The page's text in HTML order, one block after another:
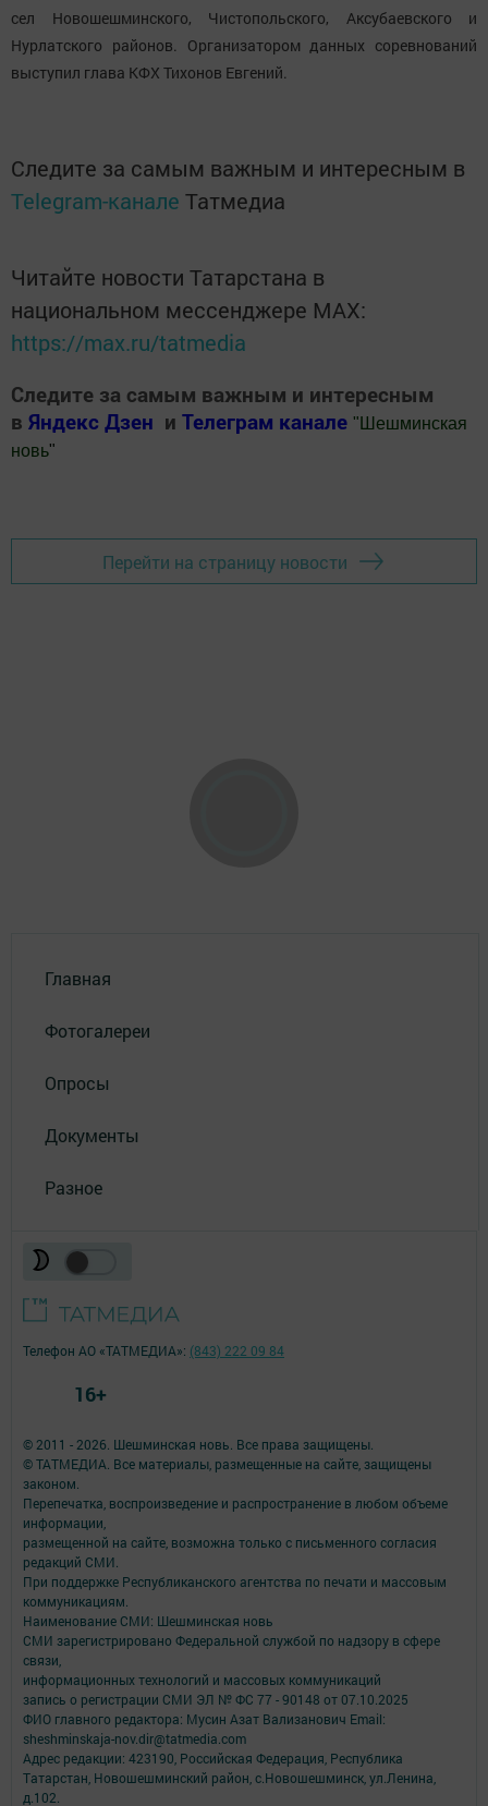
сел Новошешминского, Чистопольского, Аксубаевского и
Нурлатского районов. Организатором данных соревнований
выступил глава КФХ Тихонов Евгений.
Следите за самым важным и интересным в
Telegram-канале Татмедиа
Читайте новости Татарстана в
национальном мессенджере MАХ:
https://max.ru/tatmedia
Следите за самым важным и интересным
в Яндекс Дзен и Телеграм канале " Шешминская
новь"
Перейти на страницу новости
Главная
Фотогалереи
Опросы
Документы
Разное
© 2011 - 2026. Шешминская новь. Все права защищены.
© ТАТМЕДИА. Все материалы, размещенные на сайте, защищены
законом.
Перепечатка, воспроизведение и распространение в любом объеме
информации,
размещенной на сайте, возможна только с письменного согласия
редакций СМИ.
При поддержке Республиканского агентства по печати и массовым
коммуникациям.
Наименование СМИ: Шешминская новь
СМИ зарегистрировано Федеральной службой по надзору в сфере
связи,
информационных технологий и массовых коммуникаций
запись о регистрации СМИ ЭЛ № ФС 77 - 90148 от 07.10.2025
ФИО главного редактора: Мусин Азат Вализанович Email:
sheshminskaja-nov.dir@tatmedia.com
Адрес редакции: 423190, Российская Федерация, Республика
Татарстан, Новошешминский район, с.Новошешминск, ул.Ленина,
д.102.
Телефон АО «ТАТМЕДИА»: (843) 222 09 84
16+